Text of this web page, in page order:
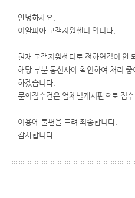
안녕하세요.
이알피아 고객지원센터 입니다.
현재 고객지원센터로 전화연결이 안
해당 부분 통신사에 확인하여 처리
하겠습니다.
문의접수건은 업체별게시판으로 접
이용에 불편을 드려 죄송합니다.
감사합니다.